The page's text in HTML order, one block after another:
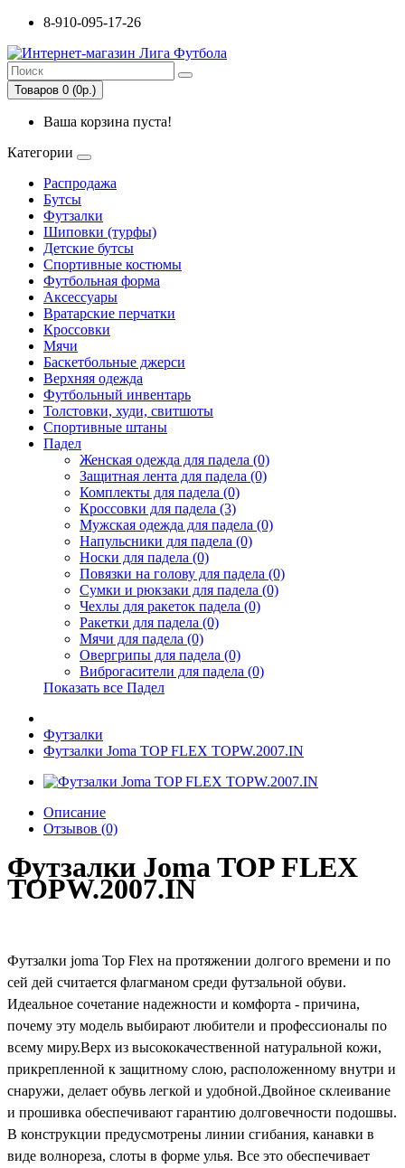
8-910-095-17-26
Товаров 0 (0р.)
Ваша корзина пуста!
Категории
Распродажа
Бутсы
Футзалки
Шиповки (турфы)
Детские бутсы
Спортивные костюмы
Футбольная форма
Аксессуары
Вратарские перчатки
Кроссовки
Мячи
Баскетбольные джерси
Верхняя одежда
Футбольный инвентарь
Толстовки, худи, свитшоты
Спортивные штаны
Падел
Женская одежда для падела (0)
Защитная лента для падела (0)
Комплекты для падела (0)
Кроссовки для падела (3)
Мужская одежда для падела (0)
Напульсники для падела (0)
Носки для падела (0)
Повязки на голову для падела (0)
Сумки и рюкзаки для падела (0)
Чехлы для ракеток падела (0)
Ракетки для падела (0)
Мячи для падела (0)
Овергрипы для падела (0)
Виброгасители для падела (0)
Показать все Падел
Футзалки
Футзалки Joma TOP FLEX TOPW.2007.IN
Описание
Отзывов (0)
Футзалки Joma TOP FLEX
TOPW.2007.IN
Футзалки joma Top Flex на протяжении долгого времени и по
сей дей считается флагманом среди футзальной обуви.
Идеальное сочетание надежности и комфорта - причина,
почему эту модель выбирают любители и профессионалы по
всему миру.Верх из высококачественной натуральной кожи,
прикрепленной к защитному слою, расположенному внутри и
снаружи, делает обувь легкой и удобной.Двойное склеивание
и прошивка обеспечивают гарантию долговечности подошвы.
В конструкции предусмотрены линии сгибания, канавки в
виде волнореза, слоты в форме улья. Все это обеспечивает